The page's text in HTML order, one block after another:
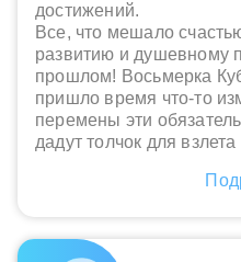
достижений.
Все, что мешало
развитию и душевному
прошлом! Восьмерка
пришло время что-то
перемены эти
дадут толчок для